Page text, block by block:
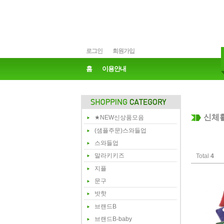
로그인 회원가입
홈 이용안내
★NEW신상품모음
(샘플주문)스와들업
스와들업
말라키키즈
지플
문구
밧핫
브랜드B
브랜드B-baby
신체
Total 4